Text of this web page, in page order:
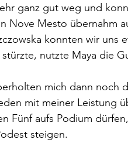
ganz gut weg und
Nove Mesto übernahm
konnten wir uns
nutzte Maya die
mich dann noch
mit meiner Leistung
Fünf aufs Podium
steigen.